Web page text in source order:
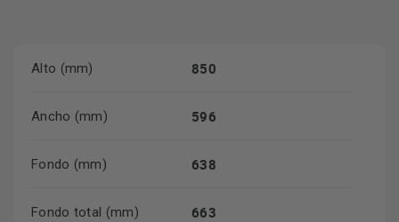
Alto (mm) 850
Ancho (mm) 596
Fondo (mm) 638
Fondo total (mm) 663